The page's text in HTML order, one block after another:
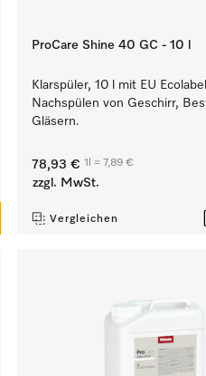
ProCare Shine 40 GC - 10 l
Klarspüler, 10 l mit EU
Nachspülen von Geschirr,
Gläsern.
78,93 € 1l = 7,89 €
zzgl. MwSt.
Vergleichen